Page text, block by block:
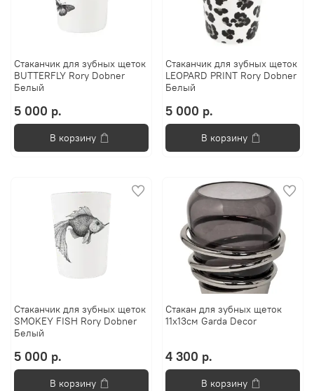
Стаканчик для зубных щеток
BUTTERFLY Rory Dobner
Белый
5 000 р.
В корзину
Стаканчик для зубных щеток
LEOPARD PRINT Rory Dobner
Белый
5 000 р.
В корзину
Стаканчик для зубных щеток
SMOKEY FISH Rory Dobner
Белый
5 000 р.
В корзину
Стакан для зубныx щеток
11x13см Garda Decor
4 300 р.
В корзину